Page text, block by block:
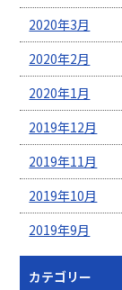
2020年3月
2020年2月
2020年1月
2019年12月
2019年11月
2019年10月
2019年9月
カテゴリー